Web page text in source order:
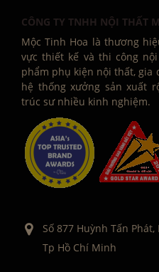
CÔNG TY TNHH NỘI THẤT
Mộc Tinh Hoa là thương
vực thiết kế và thi công
phẩm phụ kiện nội thất, gia
hệ thống xưởng sản xuất
trúc sư nhiều kinh nghiệm.
Số 877 Huỳnh Tấn
Tp Hồ Chí Minh